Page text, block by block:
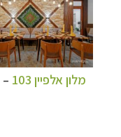
מלון אלפיין 103 –